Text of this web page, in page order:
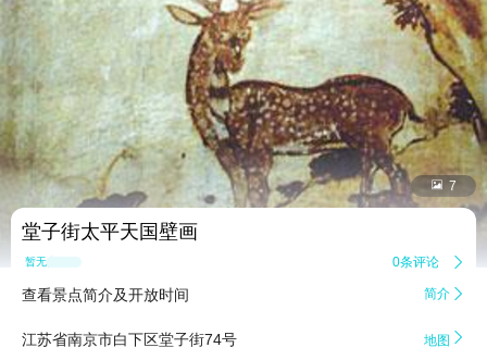
 7
堂子街太平天国壁画
暂无点评 0条评论 
查看景点简介及开放时间 简介 
江苏省南京市白下区堂子街74号 地图 